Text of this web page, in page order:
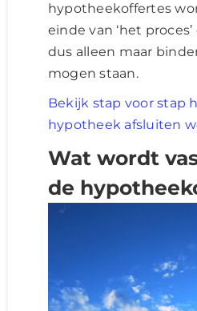
hypotheekoffertes
einde van ‘het
dus alleen maar
mogen staan.
Bekijk stap voor stap
hypotheek afsluiten
Wat wordt
de